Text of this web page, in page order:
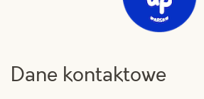
Dane kontaktowe